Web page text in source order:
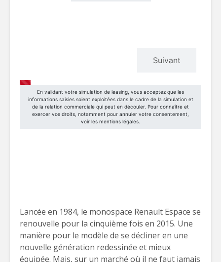
Lancée en 1984, le monospace Renault Espace se
renouvelle pour la cinquième fois en 2015. Une
manière pour le modèle de se décliner en une
nouvelle génération redessinée et mieux
équipée. Mais, sur un marché où il ne faut jamais